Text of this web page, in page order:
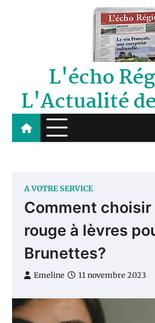
L'écho
L'Actualité
A VOTRE SERVICE
Comment
rouge à lèvres
Brunettes?
Emeline 11 novembre 2023